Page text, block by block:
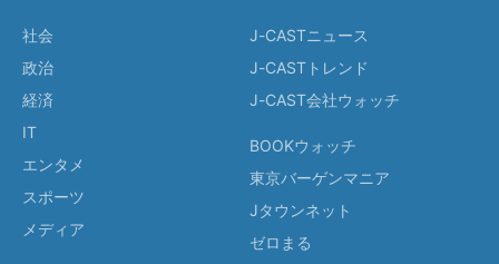
社会
政治
経済
IT
エンタメ
スポーツ
メディア
J-CASTニュース
J-CASTトレンド
J-CAST会社ウォッチ
BOOKウォッチ
東京バーゲンマニア
Jタウンネット
ゼロまる